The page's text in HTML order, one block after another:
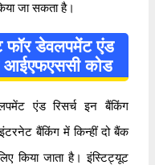
जा सकता है।
फॉर डेवलपमेंट एंड
आईएफएससी कोड
एंड रिसर्च इन बैंकिंग
बैंकिंग में किन्हीं दो बैंक
किया जाता है। इंस्टिट्यूट